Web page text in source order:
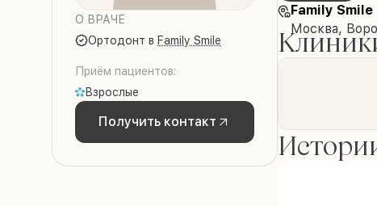
О ВРАЧЕ
ортодонт в Family Smile
Приём пациентов:
Взрослые
Получить контакт
Family Smile
Москва,